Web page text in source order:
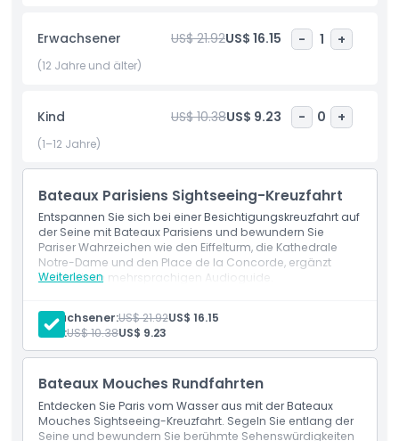
Musée d’Orsay, ein ehemaliger Bahnhof, der heute eine der
weltweit feinsten Sammlungen impressionistischer Kunst
beherbergt. Weitere berühmte Sehenswürdigkeiten entlang
Uferstraßen, die den echten Geist der Stadt der Liebe
einfangen. Diese Sightseeing-Kreuzfahrt auf der Seine ist
perfekt für Paare, Familien und Alleinreisende, die ein
Eiffelturm, mit bleibenden Erinnerungen und großartigen
Fotos Ihrer Zeit in Paris.
Highlights
Inklusivleistungen
Richtlinie für Kinder und Erwachsene
Ausschlüsse
Erwachsener US$ 21.92US$ 16.15 - 1 +
(12 Jahre und älter)
Kind US$ 10.38US$ 9.23 - 0 +
(1–12 Jahre)
Bateaux Parisiens Sightseeing-Kreuzfahrt
Entspannen Sie sich bei einer Besichtigungskreuzfahrt auf
der Seine mit Bateaux Parisiens und bewundern Sie
Pariser Wahrzeichen wie den Eiffelturm, die Kathedrale
Notre-Dame und den Place de la Concorde, ergänzt
durch einen mehrsprachigen Audioguide.
Weiterlesen
Eintritt zur Seine-Flussbesichtigungskreuzfahrt
Besichtigungskreuzfahrt mit Live-Kommentar
Mehrsprachiger Audioguide an Bord
Einsteigen am angegebenen Seine-Flusspier
Erwachsener:US$ 21.92US$ 16.15
Kind:US$ 10.38US$ 9.23
Bateaux Mouches Rundfahrten
Entdecken Sie Paris vom Wasser aus mit der Bateaux
Mouches Sightseeing-Kreuzfahrt. Segeln Sie entlang der
Seine und bewundern Sie berühmte Sehenswürdigkeiten